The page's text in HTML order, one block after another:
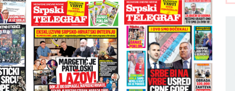
OVAN
21.3 - 20.4
BIK
21.4 - 21.5